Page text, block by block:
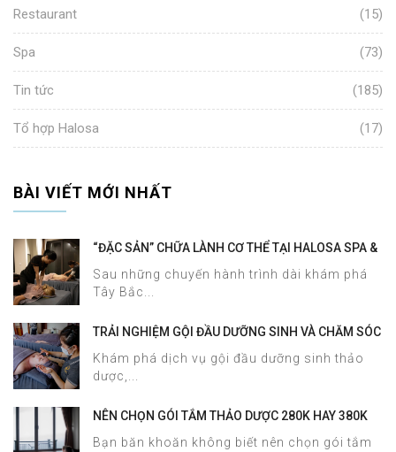
Restaurant (15)
Spa (73)
Tin tức (185)
Tổ hợp Halosa (17)
BÀI VIẾT MỚI NHẤT
“ĐẶC SẢN” CHỮA LÀNH CƠ THỂ TẠI HALOSA SPA &
Sau những chuyến hành trình dài khám phá
Tây Bắc...
TRẢI NGHIỆM GỘI ĐẦU DƯỠNG SINH VÀ CHĂM SÓC
Khám phá dịch vụ gội đầu dưỡng sinh thảo
dược,...
NÊN CHỌN GÓI TẮM THẢO DƯỢC 280K HAY 380K
Bạn băn khoăn không biết nên chọn gói tắm